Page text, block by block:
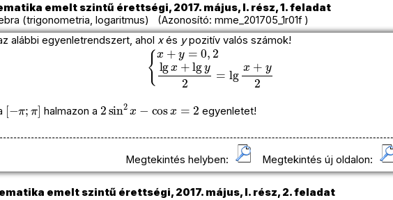
emelt szintű érettségi, 2017. május, I. rész, 1. feladat
(trigonometria, logaritmus) (Azonosító: mme_201705_1r01f )
alábbi egyenletrendszert, ahol xés ypozitív valós számok!
x+ y=0 ,2 lgx+
[ π]
halmazon a
2 sin 2
egyenletet!
Megtekintés helyben: Megtekintés új oldalon:
emelt szintű érettségi, 2017. május, I. rész, 2. feladat